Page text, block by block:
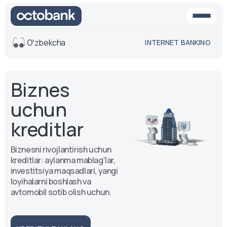
O'rta
versiya
Ovoz
Matn o'lchami
Aa -
Aa +
Oʻzbekcha INTERNET BANKING
Biznes
uchun
kreditlar
Biznesni rivojlantirish uchun
kreditlar: aylanma mablag‘lar,
investitsiya maqsadlari, yangi
loyihalarni boshlash va
avtomobil sotib olish uchun.